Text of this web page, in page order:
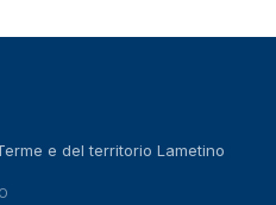
e del territorio Lametino